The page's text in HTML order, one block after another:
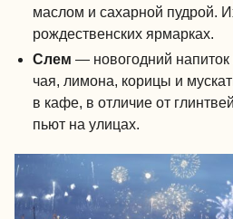
маслом и сахарной пудрой.
рождественских ярмарках.
Слем — новогодний напиток
чая, лимона, корицы и
в кафе, в отличие от
пьют на улицах.